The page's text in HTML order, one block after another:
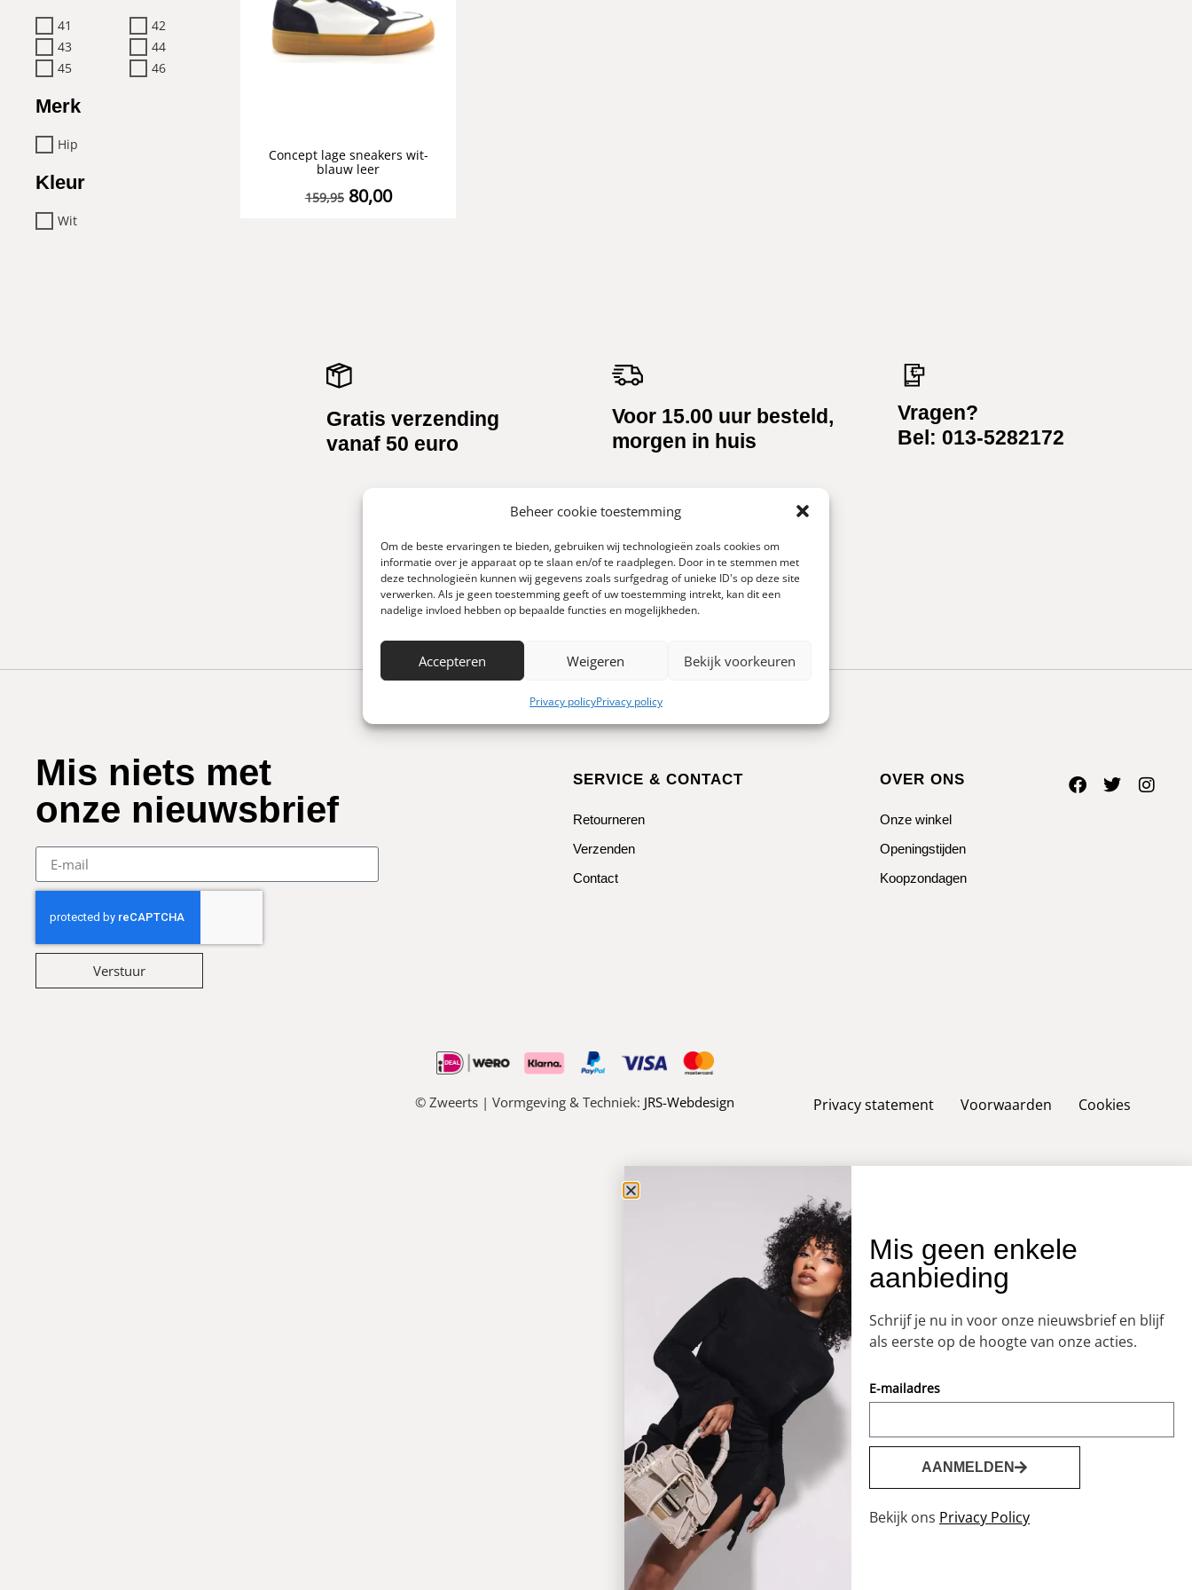
Beheer cookie toestemming
Om de beste ervaringen te bieden, gebruiken wij technologieën zoals cookies om
informatie over je apparaat op te slaan en/of te raadplegen. Door in te stemmen met
deze technologieën kunnen wij gegevens zoals surfgedrag of unieke ID's op deze site
verwerken. Als je geen toestemming geeft of uw toestemming intrekt, kan dit een
nadelige invloed hebben op bepaalde functies en mogelijkheden.
Accepteren Weigeren Bekijk voorkeuren
Privacy policyPrivacy policy
41
42
43
44
45
46
Merk
Hip
Kleur
Wit
Concept lage sneakers wit-
blauw leer
159,95 80,00
Gratis verzending
vanaf 50 euro
Voor 15.00 uur besteld,
morgen in huis
Vragen?
Bel: 013-5282172
Mis niets met
onze nieuwsbrief
Verstuur
SERVICE & CONTACT
Retourneren
Verzenden
Contact
OVER ONS
Onze winkel
Openingstijden
Koopzondagen
© Zweerts | Vormgeving & Techniek: JRS-Webdesign Privacy statement Voorwaarden Cookies
Mis geen enkele
aanbieding
Schrijf je nu in voor onze nieuwsbrief en blijf
als eerste op de hoogte van onze acties.
E-mailadres
AANMELDEN
Bekijk ons Privacy Policy